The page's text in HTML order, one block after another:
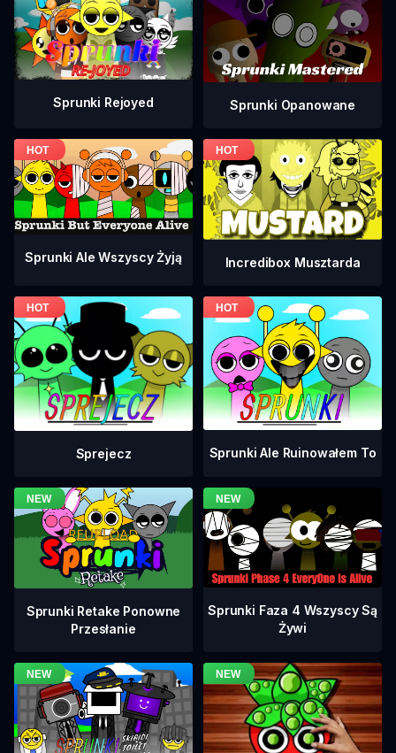
Sprunki Rejoyed Sprunki Opanowane
Sprunki Ale Wszyscy Żyją Incredibox Musztarda
Sprejecz Sprunki Ale Ruinowałem To
Sprunki Retake Ponowne
Przesłanie
Sprunki Faza 4 Wszyscy Są
Żywi